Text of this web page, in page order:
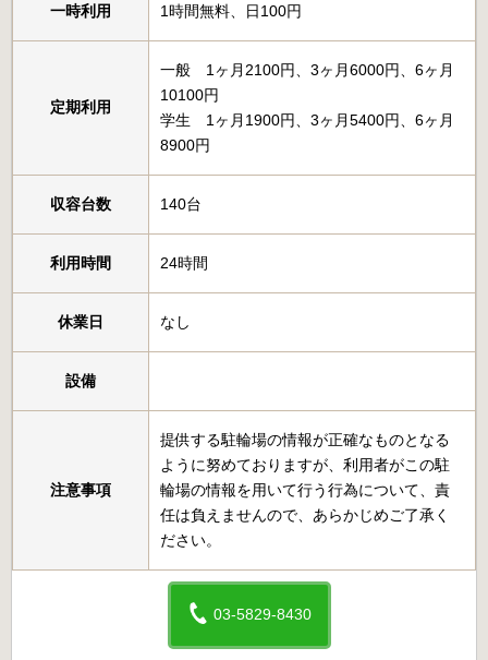
一時利用 1時間無料、日100円
定期利用
一般 1ヶ月2100円、3ヶ月6000円、6ヶ月
10100円
学生 1ヶ月1900円、3ヶ月5400円、6ヶ月
8900円
収容台数 140台
利用時間 24時間
休業日 なし
設備
注意事項
提供する駐輪場の情報が正確なものとなる
ように努めておりますが、利用者がこの駐
輪場の情報を用いて行う行為について、責
任は負えませんので、あらかじめご了承く
ださい。
03-5829-8430